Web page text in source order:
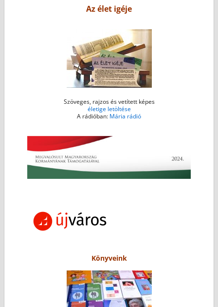
p
p
Az élet igéje
Szöveges, rajzos és vetített képes
életige letöltése
A rádióban: Mária rádió
Könyveink